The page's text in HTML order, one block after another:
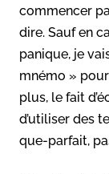
commencer
dire. Sauf en
panique, je
mnémo »
plus, le fait
d’utiliser des
que-parfait,